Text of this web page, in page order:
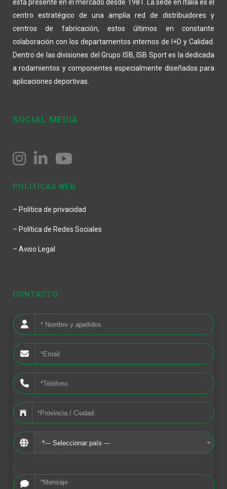
está presente en el mercado desde 1981. La sede en Italia es el
centro estratégico de una amplia red de distribuidores y
centros de fabricación, estos últimos en constante
colaboración con los departamentos internos de I+D y Calidad.
Dentro de las divisiones del Grupo ISB, ISB Sport es la dedicada
a rodamientos y componentes especialmente diseñados para
aplicaciones deportivas.
SOCIAL MEDIA
POLÍTICAS WEB
– Política de privacidad
– Política de Redes Sociales
– Aviso Legal
CONTACTO
*--- Seleccionar país ---
*